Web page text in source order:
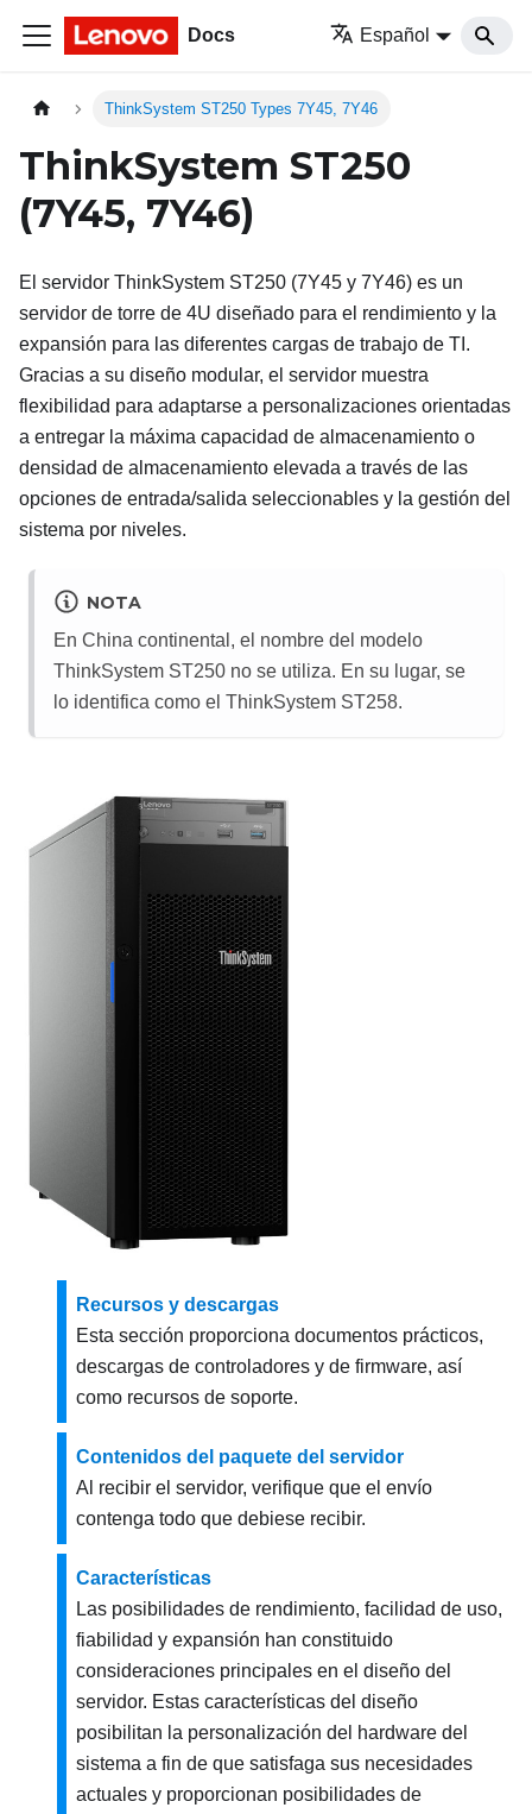
Docs Español
ThinkSystem ST250 Types 7Y45, 7Y46
ThinkSystem ST250
(7Y45, 7Y46)
El servidor ThinkSystem ST250 (7Y45 y 7Y46) es un
servidor de torre de 4U diseñado para el rendimiento y la
expansión para las diferentes cargas de trabajo de TI.
Gracias a su diseño modular, el servidor muestra
flexibilidad para adaptarse a personalizaciones orientadas
a entregar la máxima capacidad de almacenamiento o
densidad de almacenamiento elevada a través de las
opciones de entrada/salida seleccionables y la gestión del
sistema por niveles.
NOTA
En China continental, el nombre del modelo
ThinkSystem ST250 no se utiliza. En su lugar, se
lo identifica como el ThinkSystem ST258.
Recursos y descargas
Esta sección proporciona documentos prácticos,
descargas de controladores y de firmware, así
como recursos de soporte.
Contenidos del paquete del servidor
Al recibir el servidor, verifique que el envío
contenga todo que debiese recibir.
Características
Las posibilidades de rendimiento, facilidad de uso,
fiabilidad y expansión han constituido
consideraciones principales en el diseño del
servidor. Estas características del diseño
posibilitan la personalización del hardware del
sistema a fin de que satisfaga sus necesidades
actuales y proporcionan posibilidades de